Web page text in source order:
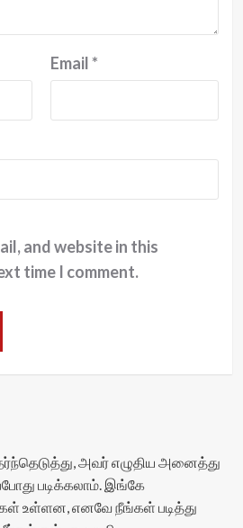
Email*
and website in this
time I comment.
அவர் எழுதிய அனைத்து
படிக்கலாம். இங்கே
உள்ளன, எனவே நீங்கள் படித்து